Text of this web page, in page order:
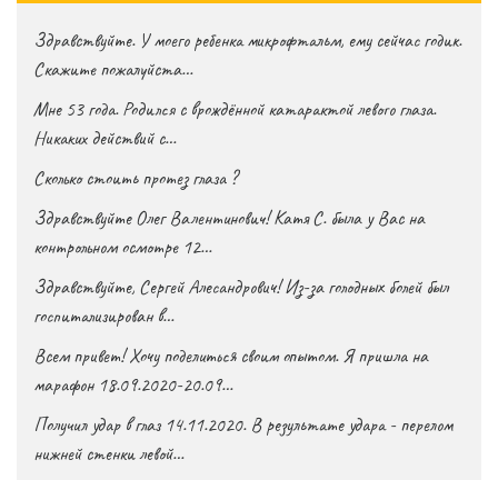
Здравствуйте. У моего ребенка микрофтальм, ему сейчас годик.
Скажите пожалуйста…
Мне 53 года. Родился с врождённой катарактой левого глаза.
Никаких действий с…
Сколько стоить протез глаза ?
Здравствуйте Олег Валентинович! Катя С. была у Вас на
контрольном осмотре 12…
Здравствуйте, Сергей Алесандрович! Из-за голодных болей был
госпитализирован в…
Всем привет! Хочу поделиться своим опытом. Я пришла на
марафон 18.09.2020-20.09…
Получил удар в глаз 14.11.2020. В результате удара - перелом
нижней стенки левой…